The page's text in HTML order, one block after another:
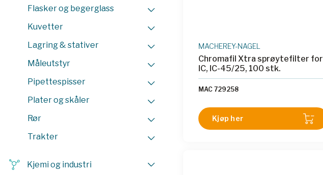
Flasker og begerglass
Kuvetter
Lagring & stativer
Måleutstyr
Pipettespisser
Plater og skåler
Rør
Trakter
Kjemi og industri
MACHEREY-NAGEL
Chromafil Xtra sprøytefilter for
IC, IC-45/25, 100 stk.
MAC 729258
Kjøp her